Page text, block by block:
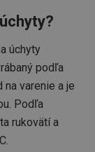
úchyty
podľa
varenie a je
Podľa
rukovätí a
1 rok
Google